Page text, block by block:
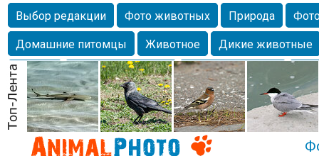
Выбор редакции Фото животных Природа
Домашние питомцы
Животное
Дикие животные
Собаки
Alexanderandronik Млекопитающие
Морда
Собачка Осень Портрет
Домашние
Насекомое
Коты Lebert Дикие птицы Утка